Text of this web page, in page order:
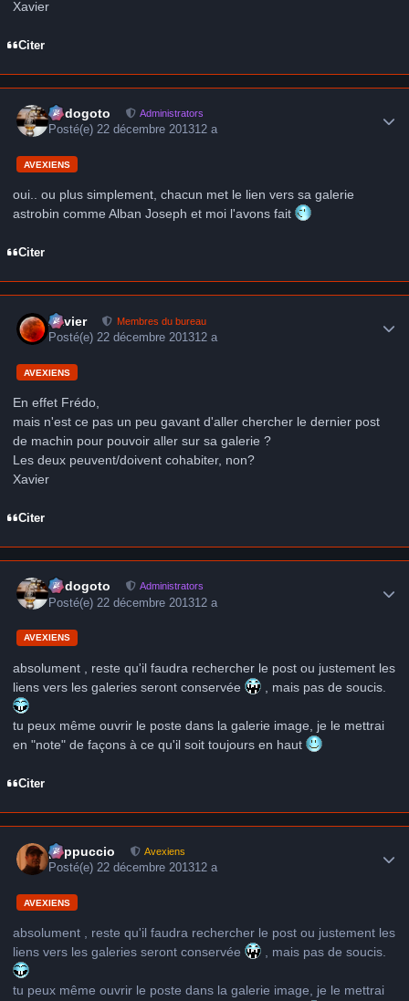
Xavier
Citer
frédogoto Administrators
Posté(e)22 décembre 201312 a
AVEXIENS
oui.. ou plus simplement, chacun met le lien vers sa galerie
astrobin comme Alban Joseph et moi l'avons fait
Citer
Xavier Membres du bureau
Posté(e)22 décembre 201312 a
AVEXIENS
En effet Frédo,
mais n'est ce pas un peu gavant d'aller chercher le dernier post
de machin pour pouvoir aller sur sa galerie ?
Les deux peuvent/doivent cohabiter, non?
Xavier
Citer
frédogoto Administrators
Posté(e) 22 décembre 201312 a
AVEXIENS
absolument , reste qu'il faudra rechercher le post ou justement les
liens vers les galeries seront conservée
, mais pas de soucis.
tu peux même ouvrir le poste dans la galerie image, je le mettrai
en "note" de façons à ce qu'il soit toujours en haut
Citer
peppuccio Avexiens
Posté(e)22 décembre 201312 a
AVEXIENS
absolument , reste qu'il faudra rechercher le post ou justement les
liens vers les galeries seront conservée
, mais pas de soucis.
tu peux même ouvrir le poste dans la galerie image, je le mettrai